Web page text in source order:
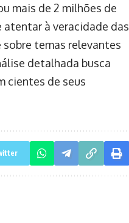
mais de 2 milhões de
à veracidade das
temas relevantes
detalhada busca
cientes de seus